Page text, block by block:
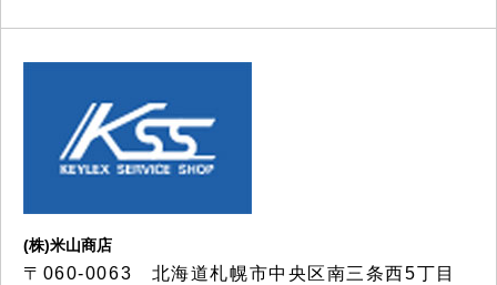
(株)米山商店
〒060-0063 北海道札幌市中央区南三条西5丁目